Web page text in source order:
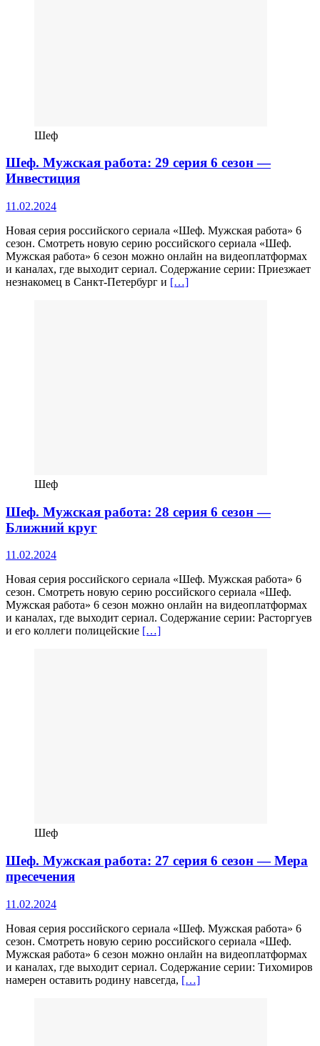
Шеф
Шеф. Мужская работа: 29 серия 6 сезон —
Инвестиция
11.02.2024
Новая серия российского сериала «Шеф. Мужская работа» 6
сезон. Смотреть новую серию российского сериала «Шеф.
Мужская работа» 6 сезон можно онлайн на видеоплатформах
и каналах, где выходит сериал. Содержание серии: Приезжает
незнакомец в Санкт-Петербург и […]
Шеф
Шеф. Мужская работа: 28 серия 6 сезон —
Ближний круг
11.02.2024
Новая серия российского сериала «Шеф. Мужская работа» 6
сезон. Смотреть новую серию российского сериала «Шеф.
Мужская работа» 6 сезон можно онлайн на видеоплатформах
и каналах, где выходит сериал. Содержание серии: Расторгуев
и его коллеги полицейские […]
Шеф
Шеф. Мужская работа: 27 серия 6 сезон — Мера
пресечения
11.02.2024
Новая серия российского сериала «Шеф. Мужская работа» 6
сезон. Смотреть новую серию российского сериала «Шеф.
Мужская работа» 6 сезон можно онлайн на видеоплатформах
и каналах, где выходит сериал. Содержание серии: Тихомиров
намерен оставить родину навсегда, […]